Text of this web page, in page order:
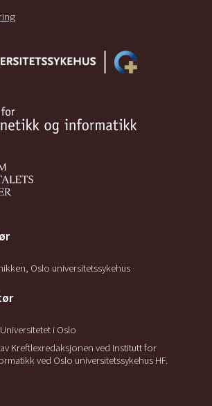
Oslo universitetssykehus
i Oslo
Kreftlexredaksjonen ved Institutt for
ved Oslo universitetssykehus HF.